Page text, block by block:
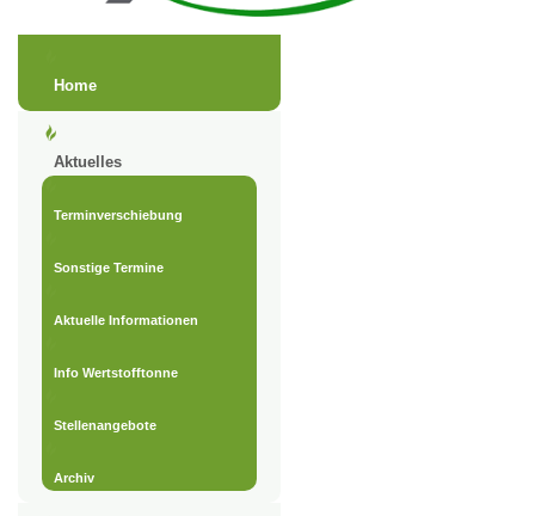
Home
Aktuelles
Terminverschiebung
Sonstige Termine
Aktuelle Informationen
Info Wertstofftonne
Stellenangebote
Archiv